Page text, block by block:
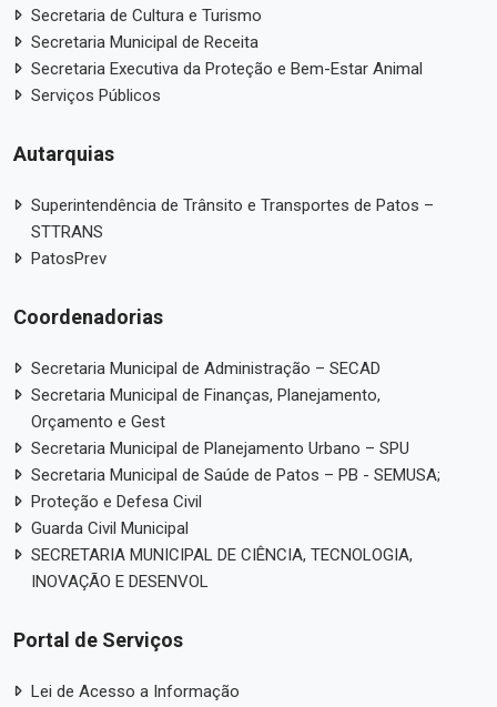
Secretaria de Cultura e Turismo
Secretaria Municipal de Receita
Secretaria Executiva da Proteção e Bem-Estar Animal
Serviços Públicos
Autarquias
Superintendência de Trânsito e Transportes de Patos –
STTRANS
PatosPrev
Coordenadorias
Secretaria Municipal de Administração – SECAD
Secretaria Municipal de Finanças, Planejamento,
Orçamento e Gest
Secretaria Municipal de Planejamento Urbano – SPU
Secretaria Municipal de Saúde de Patos – PB - SEMUSA;
Proteção e Defesa Civil
Guarda Civil Municipal
SECRETARIA MUNICIPAL DE CIÊNCIA, TECNOLOGIA,
INOVAÇÃO E DESENVOL
Portal de Serviços
Lei de Acesso a Informação